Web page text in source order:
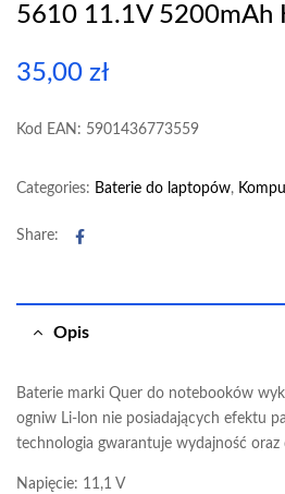
5610 11.1V 5200mAh
35,00 zł
Kod EAN: 5901436773559
Categories: Baterie do laptopów,
Share: Facebook
Opis
Baterie marki Quer do notebooków
ogniw Li-lon nie posiadających efektu
technologia gwarantuje wydajność oraz
Napięcie: 11,1 V